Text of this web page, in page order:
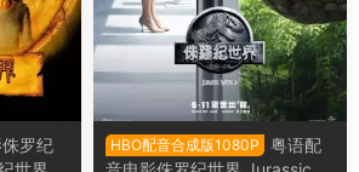
罗纪
HBO配音合成版1080P
粤语配